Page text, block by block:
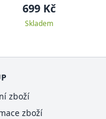
699 Kč
Skladem
zboží
zboží